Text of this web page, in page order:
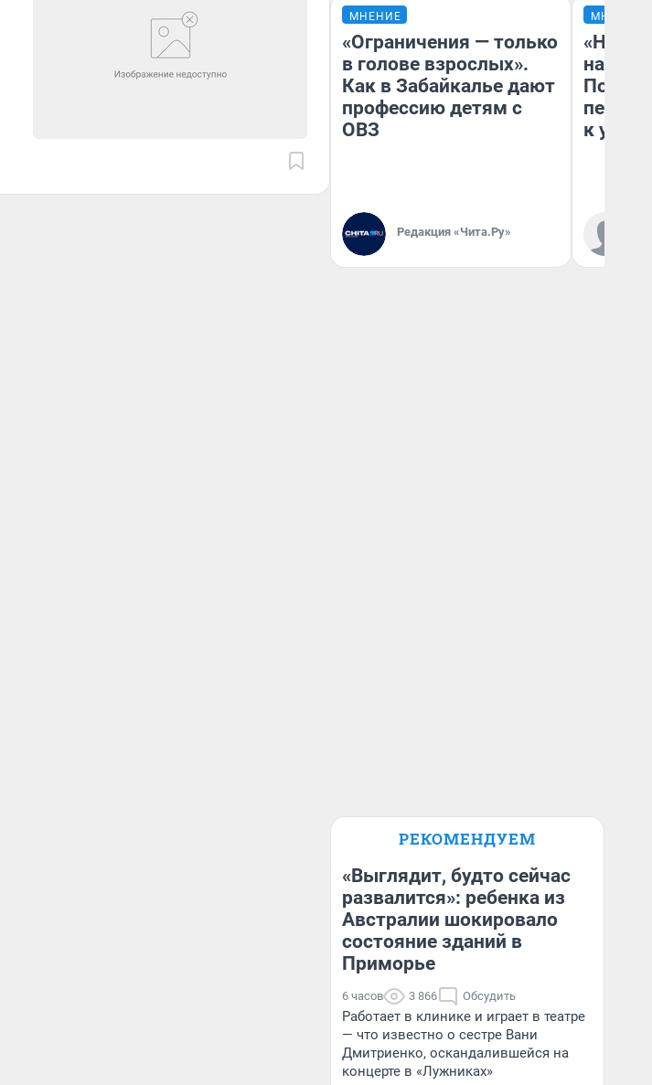
МНЕНИЕ
«Ограничения — только
в голове взрослых».
Как в Забайкалье дают
профессию детям с
ОВЗ
Редакция «Чита.Ру»
МНЕНИЕ
«Надо
надо
к
РЕКОМЕНДУЕМ
«Выглядит, будто сейчас
развалится»: ребенка из
Австралии шокировало
состояние зданий в
Приморье
6 часов 3 866 Обсудить
Работает в клинике и играет в театре
— что известно о сестре Вани
Дмитриенко, оскандалившейся на
концерте в «Лужниках»